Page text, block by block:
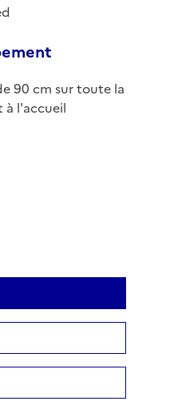
90 cm sur toute la
l'accueil